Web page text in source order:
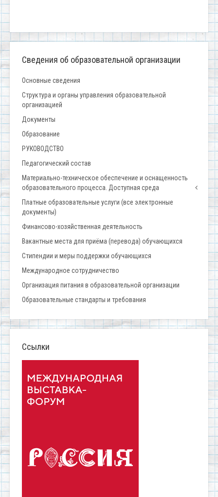
Сведения об образовательной организации
Основные сведения
Структура и органы управления образовательной
организацией
Документы
Образование
РУКОВОДСТВО
Педагогический состав
Материально-техническое обеспечение и оснащенность
образовательного процесса. Доступная среда
Платные образовательные услуги (все электронные
документы)
Финансово-хозяйственная деятельность
Вакантные места для приёма (перевода) обучающихся
Стипендии и меры поддержки обучающихся
Международное сотрудничество
Организация питания в образовательной организации
Образовательные стандарты и требования
Ссылки